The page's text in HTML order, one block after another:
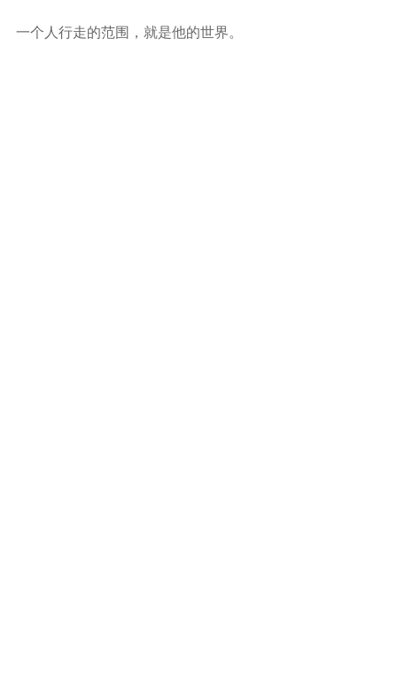
一个人行走的范围，就是他的世界。